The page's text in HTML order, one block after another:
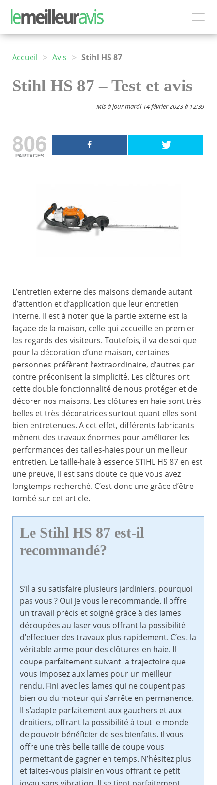
Accueil > Avis > Stihl HS 87
Stihl HS 87 – Test et avis
Mis à jour mardi 14 février 2023 à 12:39
806
PARTAGES
L’entretien externe des maisons demande autant
d’attention et d’application que leur entretien
interne. Il est à noter que la partie externe est la
façade de la maison, celle qui accueille en premier
les regards des visiteurs. Toutefois, il va de soi que
pour la décoration d’une maison, certaines
personnes préfèrent l’extraordinaire, d’autres par
contre préconisent la simplicité. Les clôtures ont
cette double fonctionnalité de nous protéger et de
décorer nos maisons. Les clôtures en haie sont très
belles et très décoratrices surtout quant elles sont
bien entretenues. A cet effet, différents fabricants
mènent des travaux énormes pour améliorer les
performances des tailles-haies pour un meilleur
entretien. Le taille-haie à essence STIHL HS 87 en est
une preuve, il est sans doute ce que vous avez
longtemps recherché. C’est donc une grâce d’être
tombé sur cet article.
Le Stihl HS 87 est-il
recommandé?
S’il a su satisfaire plusieurs jardiniers, pourquoi
pas vous ? Oui je vous le recommande. Il offre
un travail précis et soigné grâce à des lames
découpées au laser vous offrant la possibilité
d’effectuer des travaux plus rapidement. C’est la
véritable arme pour des clôtures en haie. Il
coupe parfaitement suivant la trajectoire que
vous imposez aux lames pour un meilleur
rendu. Fini avec les lames qui ne coupent pas
bien ou du moteur qui s’arrête en permanence.
Il s’adapte parfaitement aux gauchers et aux
droitiers, offrant la possibilité à tout le monde
de pouvoir bénéficier de ses bienfaits. Il vous
offre une très belle taille de coupe vous
permettant de gagner en temps. N’hésitez plus
et faites-vous plaisir en vous offrant ce petit